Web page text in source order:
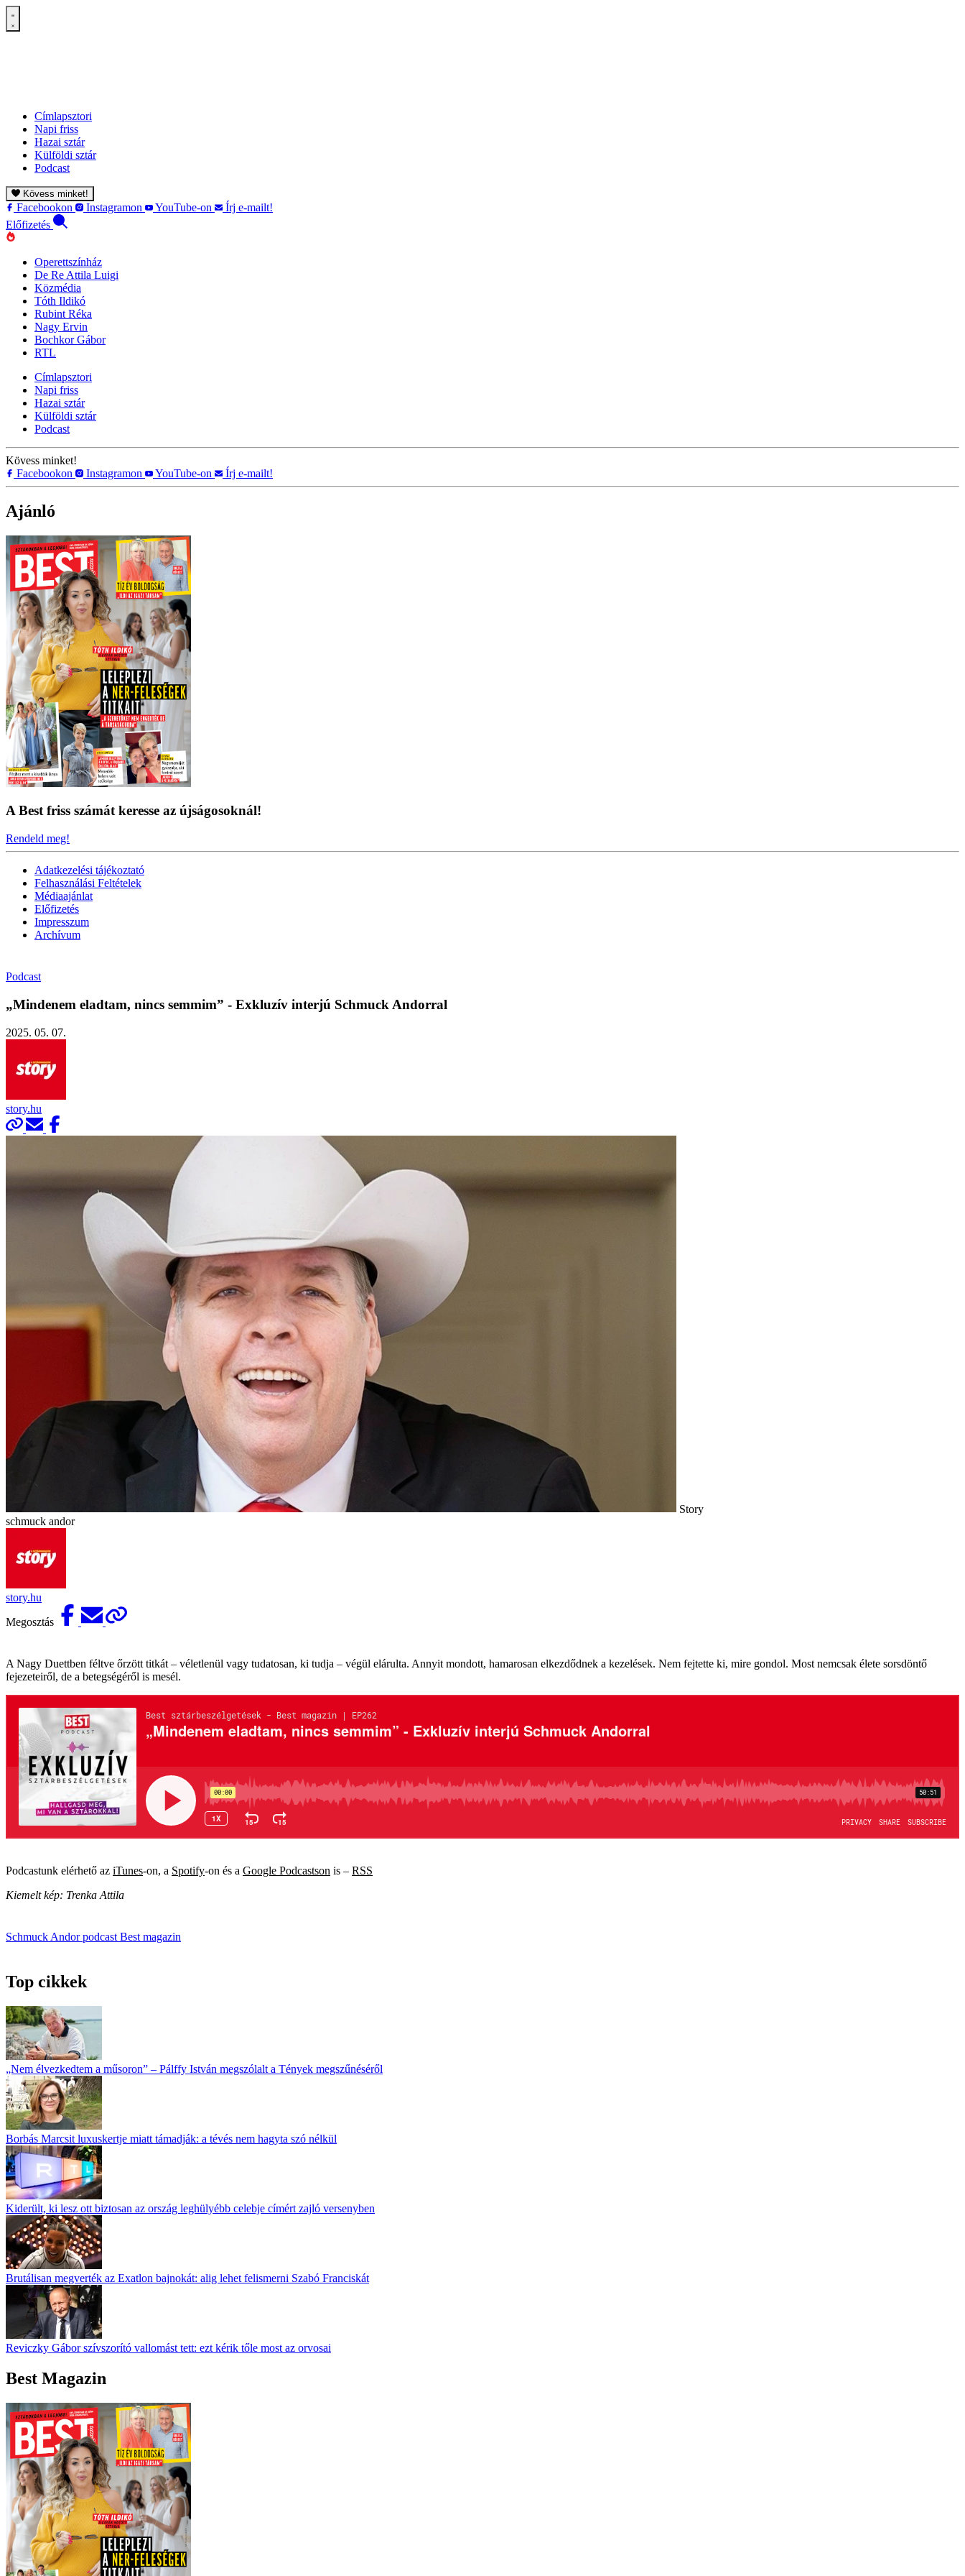
Címlapsztori
Napi friss
Hazai sztár
Külföldi sztár
Podcast
Kövess minket!
Facebookon Instagramon YouTube-on
Írj e-mailt!
Előfizetés
Operettszínház
De Re Attila Luigi
Közmédia
Tóth Ildikó
Rubint Réka
Nagy Ervin
Bochkor Gábor
RTL
Címlapsztori
Napi friss
Hazai sztár
Külföldi sztár
Podcast
Kövess minket!
Facebookon
Instagramon YouTube-on Írj e-mailt!
Ajánló
A Best friss számát keresse az újságosoknál!
Rendeld meg!
Adatkezelési tájékoztató
Felhasználási Feltételek
Médiaajánlat
Előfizetés
Impresszum
Archívum
Podcast
„Mindenem eladtam, nincs semmim” - Exkluzív interjú Schmuck Andorral
2025. 05. 07.
story.hu
Story
schmuck andor
story.hu
Megosztás
A Nagy Duettben féltve őrzött titkát – véletlenül vagy tudatosan, ki tudja – végül elárulta. Annyit mondott, hamarosan elkezdődnek a kezelések. Nem fejtette ki, mire gondol. Most nemcsak élete sorsdöntő
fejezeteiről, de a betegségéről is mesél.
Podcastunk elérhető az iTunes-on, a Spotify-on és a Google Podcastson is – RSS
Kiemelt kép: Trenka Attila
Schmuck Andorpodcast Best magazin
Top cikkek
„Nem élvezkedtem a műsoron” – Pálffy István megszólalt a Tények megszűnéséről
Borbás Marcsit luxuskertje miatt támadják: a tévés nem hagyta szó nélkül
Kiderült, ki lesz ott biztosan az ország leghülyébb celebje címért zajló versenyben
Brutálisan megverték az Exatlon bajnokát: alig lehet felismerni Szabó Franciskát
Reviczky Gábor szívszorító vallomást tett: ezt kérik tőle most az orvosai
Best Magazin